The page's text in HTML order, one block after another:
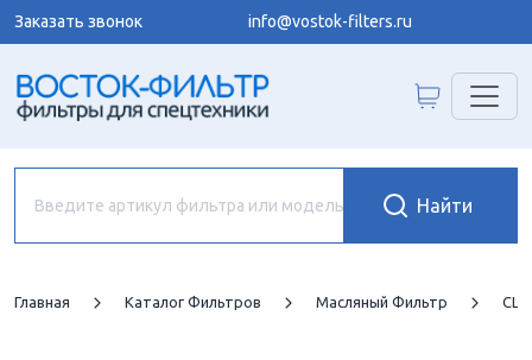
Заказать звонок info@vostok-filters.ru
Главная Каталог Фильтров Масляный Фильтр